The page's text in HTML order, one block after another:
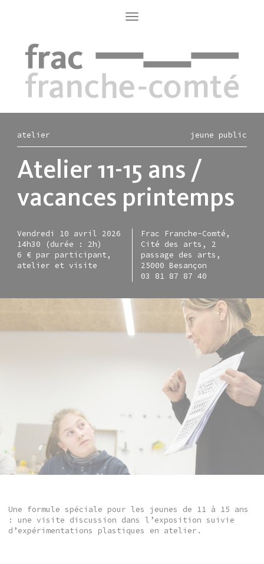
Toggle
navigation
atelier jeune public
Atelier 11-15 ans /
vacances printemps
Vendredi 10 avril 2026
14h30 (durée : 2h)
6 € par participant,
atelier et visite
Frac Franche-Comté,
Cité des arts, 2
passage des arts,
25000 Besançon
03 81 87 87 40
Une formule spéciale pour les jeunes de 11 à 15 ans
: une visite discussion dans l’exposition suivie
d’expérimentations plastiques en atelier.